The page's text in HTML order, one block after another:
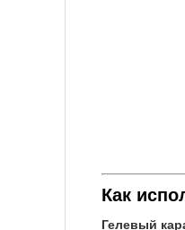
Как
Гелевый